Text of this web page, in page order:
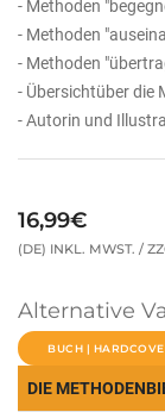
- Methoden
- Methoden
- Methoden
- Übersichtüber die
- Autorin und
16,99€
(DE) INKL. MWST. /
Alternative
BUCH |
DIE